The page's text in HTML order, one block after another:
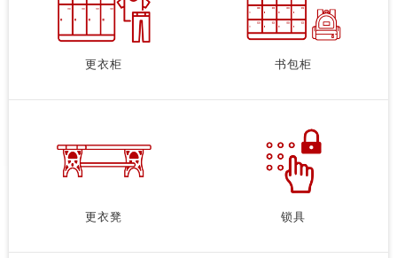
更衣柜 书包柜
更衣凳 锁具